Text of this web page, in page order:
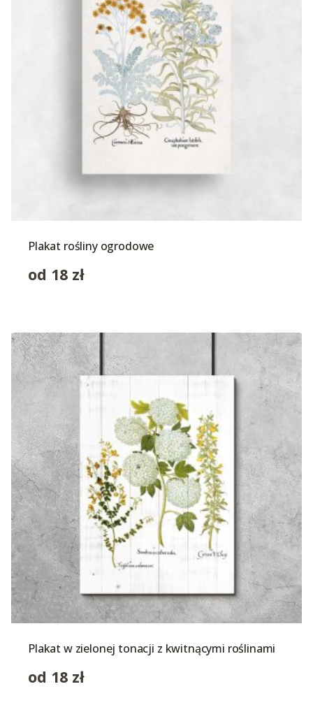
Plakat rośliny ogrodowe
od 18 zł
Plakat w zielonej tonacji z kwitnącymi roślinami
od 18 zł